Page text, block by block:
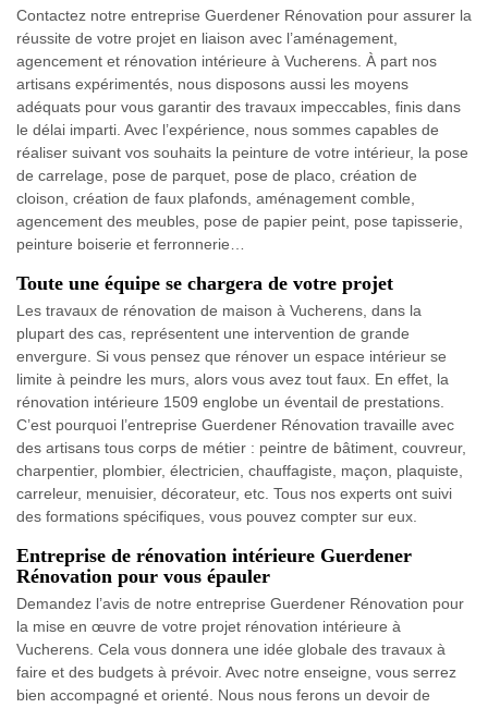
Contactez notre entreprise Guerdener Rénovation pour assurer la
réussite de votre projet en liaison avec l’aménagement,
agencement et rénovation intérieure à Vucherens. À part nos
artisans expérimentés, nous disposons aussi les moyens
adéquats pour vous garantir des travaux impeccables, finis dans
le délai imparti. Avec l’expérience, nous sommes capables de
réaliser suivant vos souhaits la peinture de votre intérieur, la pose
de carrelage, pose de parquet, pose de placo, création de
cloison, création de faux plafonds, aménagement comble,
agencement des meubles, pose de papier peint, pose tapisserie,
peinture boiserie et ferronnerie…
Toute une équipe se chargera de votre projet
Les travaux de rénovation de maison à Vucherens, dans la
plupart des cas, représentent une intervention de grande
envergure. Si vous pensez que rénover un espace intérieur se
limite à peindre les murs, alors vous avez tout faux. En effet, la
rénovation intérieure 1509 englobe un éventail de prestations.
C’est pourquoi l’entreprise Guerdener Rénovation travaille avec
des artisans tous corps de métier : peintre de bâtiment, couvreur,
charpentier, plombier, électricien, chauffagiste, maçon, plaquiste,
carreleur, menuisier, décorateur, etc. Tous nos experts ont suivi
des formations spécifiques, vous pouvez compter sur eux.
Entreprise de rénovation intérieure Guerdener
Rénovation pour vous épauler
Demandez l’avis de notre entreprise Guerdener Rénovation pour
la mise en œuvre de votre projet rénovation intérieure à
Vucherens. Cela vous donnera une idée globale des travaux à
faire et des budgets à prévoir. Avec notre enseigne, vous serrez
bien accompagné et orienté. Nous nous ferons un devoir de